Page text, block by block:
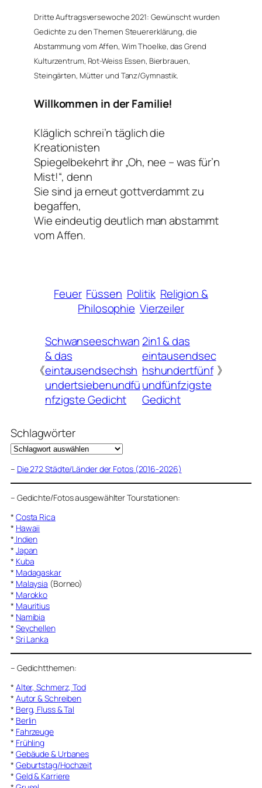
Dritte Auftragsversewoche 2021: Gewünscht wurden
Gedichte zu den Themen Steuererklärung, die
Abstammung vom Affen, Wim Thoelke, das Grend
Kulturzentrum, Rot-Weiss Essen, Bierbrauen,
Steingärten, Mütter und Tanz/Gymnastik.
Willkommen in der Familie!
Kläglich schrei’n täglich die
Kreationisten
Spiegelbekehrt ihr „Oh, nee – was für’n
Mist!“, denn
Sie sind ja erneut gottverdammt zu
begaffen,
Wie eindeutig deutlich man abstammt
vom Affen.
Feuer Füssen Politik Religion &
Philosophie Vierzeiler
《
Schwanseeschwan
& das
eintausendsechsh
undertsiebenundfü
nfzigste Gedicht
2in1 & das
eintausendsec
hshundertfünf
undfünfzigste
Gedicht
》
Schlagwörter
– Die 272 Städte/Länder der Fotos (2016-2026)
– Gedichte/Fotos ausgewählter Tourstationen:
* Costa Rica
* Hawaii
* Indien
* Japan
* Kuba
* Madagaskar
* Malaysia (Borneo)
* Marokko
* Mauritius
* Namibia
* Seychellen
* Sri Lanka
– Gedichtthemen:
* Alter, Schmerz, Tod
* Autor & Schreiben
* Berg, Fluss & Tal
* Berlin
* Fahrzeuge
* Frühling
* Gebäude & Urbanes
* Geburtstag/Hochzeit
* Geld & Karriere